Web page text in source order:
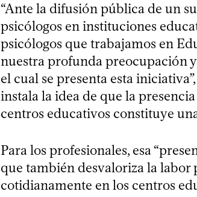
“Ante la difusión pública de un
psicólogos en instituciones
psicólogos que trabajamos en
nuestra profunda preocupación
el cual se presenta esta
instala la idea de que la
centros educativos constituye
Para los profesionales, esa
que también desvaloriza la labor
cotidianamente en los centros